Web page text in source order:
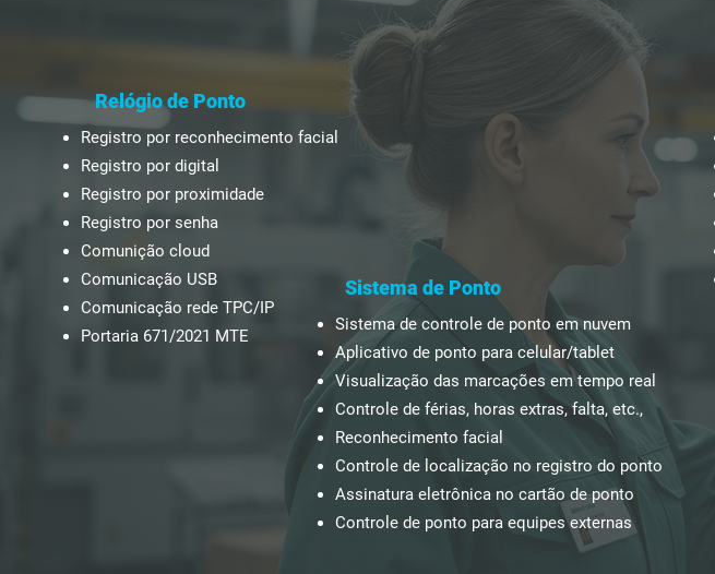
Sistema de Ponto
Sistema de controle de ponto em nuvem
Aplicativo de ponto para celular/tablet
Visualização das marcações em tempo real
Controle de férias, horas extras, falta, etc.,
Reconhecimento facial
Controle de localização no registro do ponto
Assinatura eletrônica no cartão de ponto
Controle de ponto para equipes externas
Relógio de Ponto
Registro por reconhecimento facial
Registro por digital
Registro por proximidade
Registro por senha
Comunição cloud
Comunicação USB
Comunicação rede TPC/IP
Portaria 671/2021 MTE